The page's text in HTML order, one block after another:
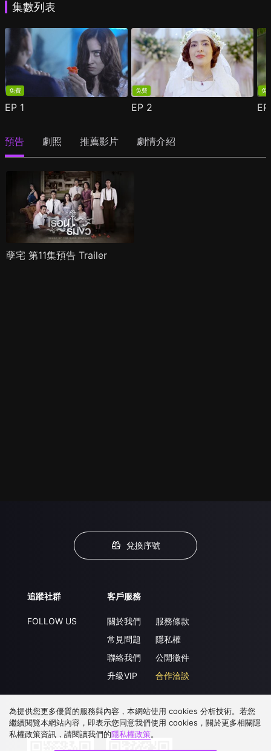
集數列表
免費
EP 1
免費
EP 2
免
預告 劇照 推薦影片 劇情介紹
孽宅 第11集預告 Trailer
兌換序號
追蹤社群
FOLLOW US
客戶服務
關於我們
常見問題
聯絡我們
升級VIP
服務條款
隱私權
公開徵件
合作洽談
下載 APP
為提供您更多優質的服務與內容，本網站使用 cookies 分析技術。若您
繼續閱覽本網站內容，即表示您同意我們使用 cookies，關於更多相關隱
私權政策資訊，請閱讀我們的隱私權政策。